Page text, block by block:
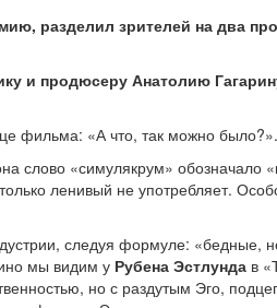
разделил зрителей на два
и продюсеру Анатолию
фильма: «А что, так можно
слово «симулякрум» обозначало
ленивый не употребляет.
следуя формуле: «бедные,
мы видим у Рубена Эстлунда в
но с раздутым Эго,